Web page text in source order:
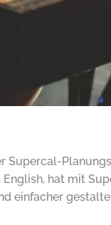
Supercal-
hat mit
einfacher